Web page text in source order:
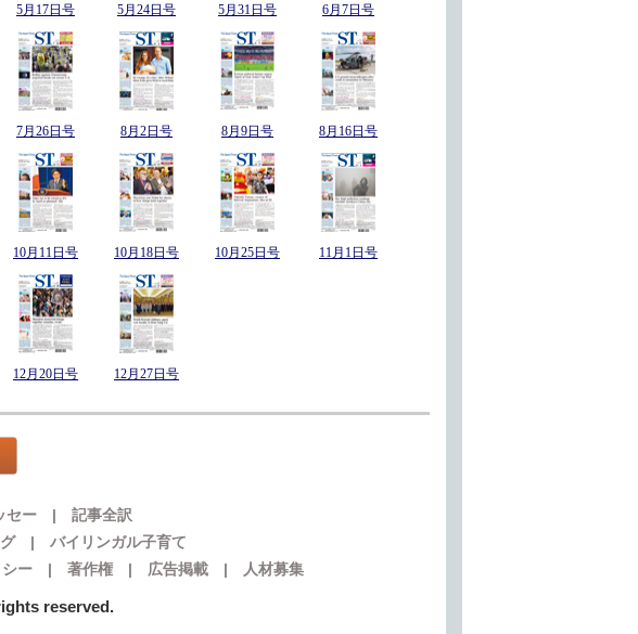
5月17日号 5月24日号 5月31日号 6月7日号
7月26日号 8月2日号 8月9日号 8月16日号
10月11日号 10月18日号 10月25日号 11月1日号
12月20日号 12月27日号
セー | 記事全訳
| バイリンガル子育て
ー | 著作権 | 広告掲載 | 人材募集
reserved.